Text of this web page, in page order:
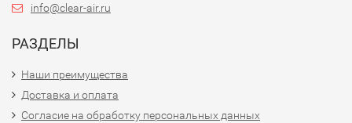
info@clear-air.ru
РАЗДЕЛЫ
Наши преимущества
Доставка и оплата
Согласие на обработку персональных данных